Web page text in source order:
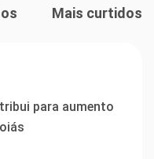
Mais curtidos
para aumento